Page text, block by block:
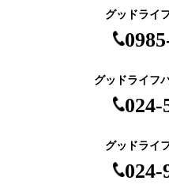
グッドライ
グッドライフ
024-
グッドライ
024-